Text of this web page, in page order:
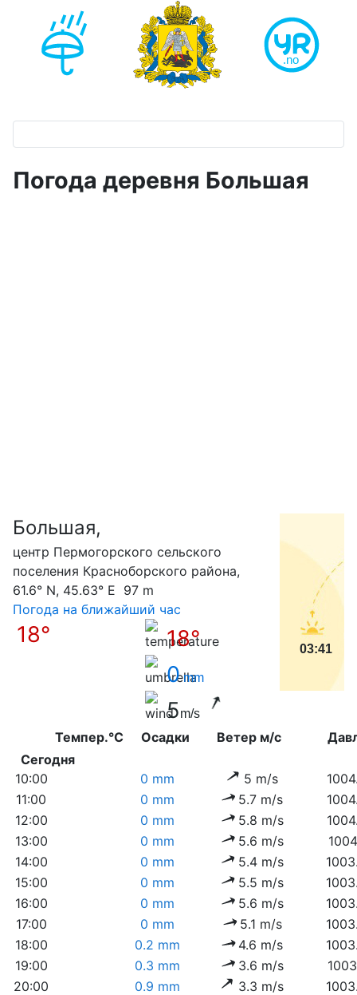
Погода деревня Большая
Большая,
центр Пермогорского сельского
поселения Красноборского района,
61.6° N, 45.63° E 97 m
Погода на ближайший час
18°
18°
0mm
5m/s
03:41
Темпер.°C Осадки Ветер м/с
Сегодня
10:00
0 mm 5 m/s
11:00
0 mm 5.7 m/s
12:00
0 mm 5.8 m/s
13:00
0 mm 5.6 m/s
14:00
0 mm 5.4 m/s
15:00
0 mm 5.5 m/s
16:00
0 mm 5.6 m/s
17:00
0 mm 5.1 m/s
18:00
0.2 mm 4.6 m/s
19:00
0.3 mm 3.6 m/s
20:00
0.9 mm 3.3 m/s